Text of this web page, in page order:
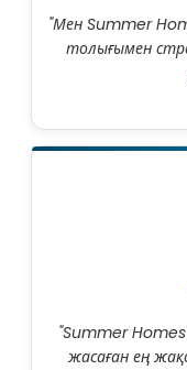
"Мен Summer
толығымен
"Summer
жасаған ең